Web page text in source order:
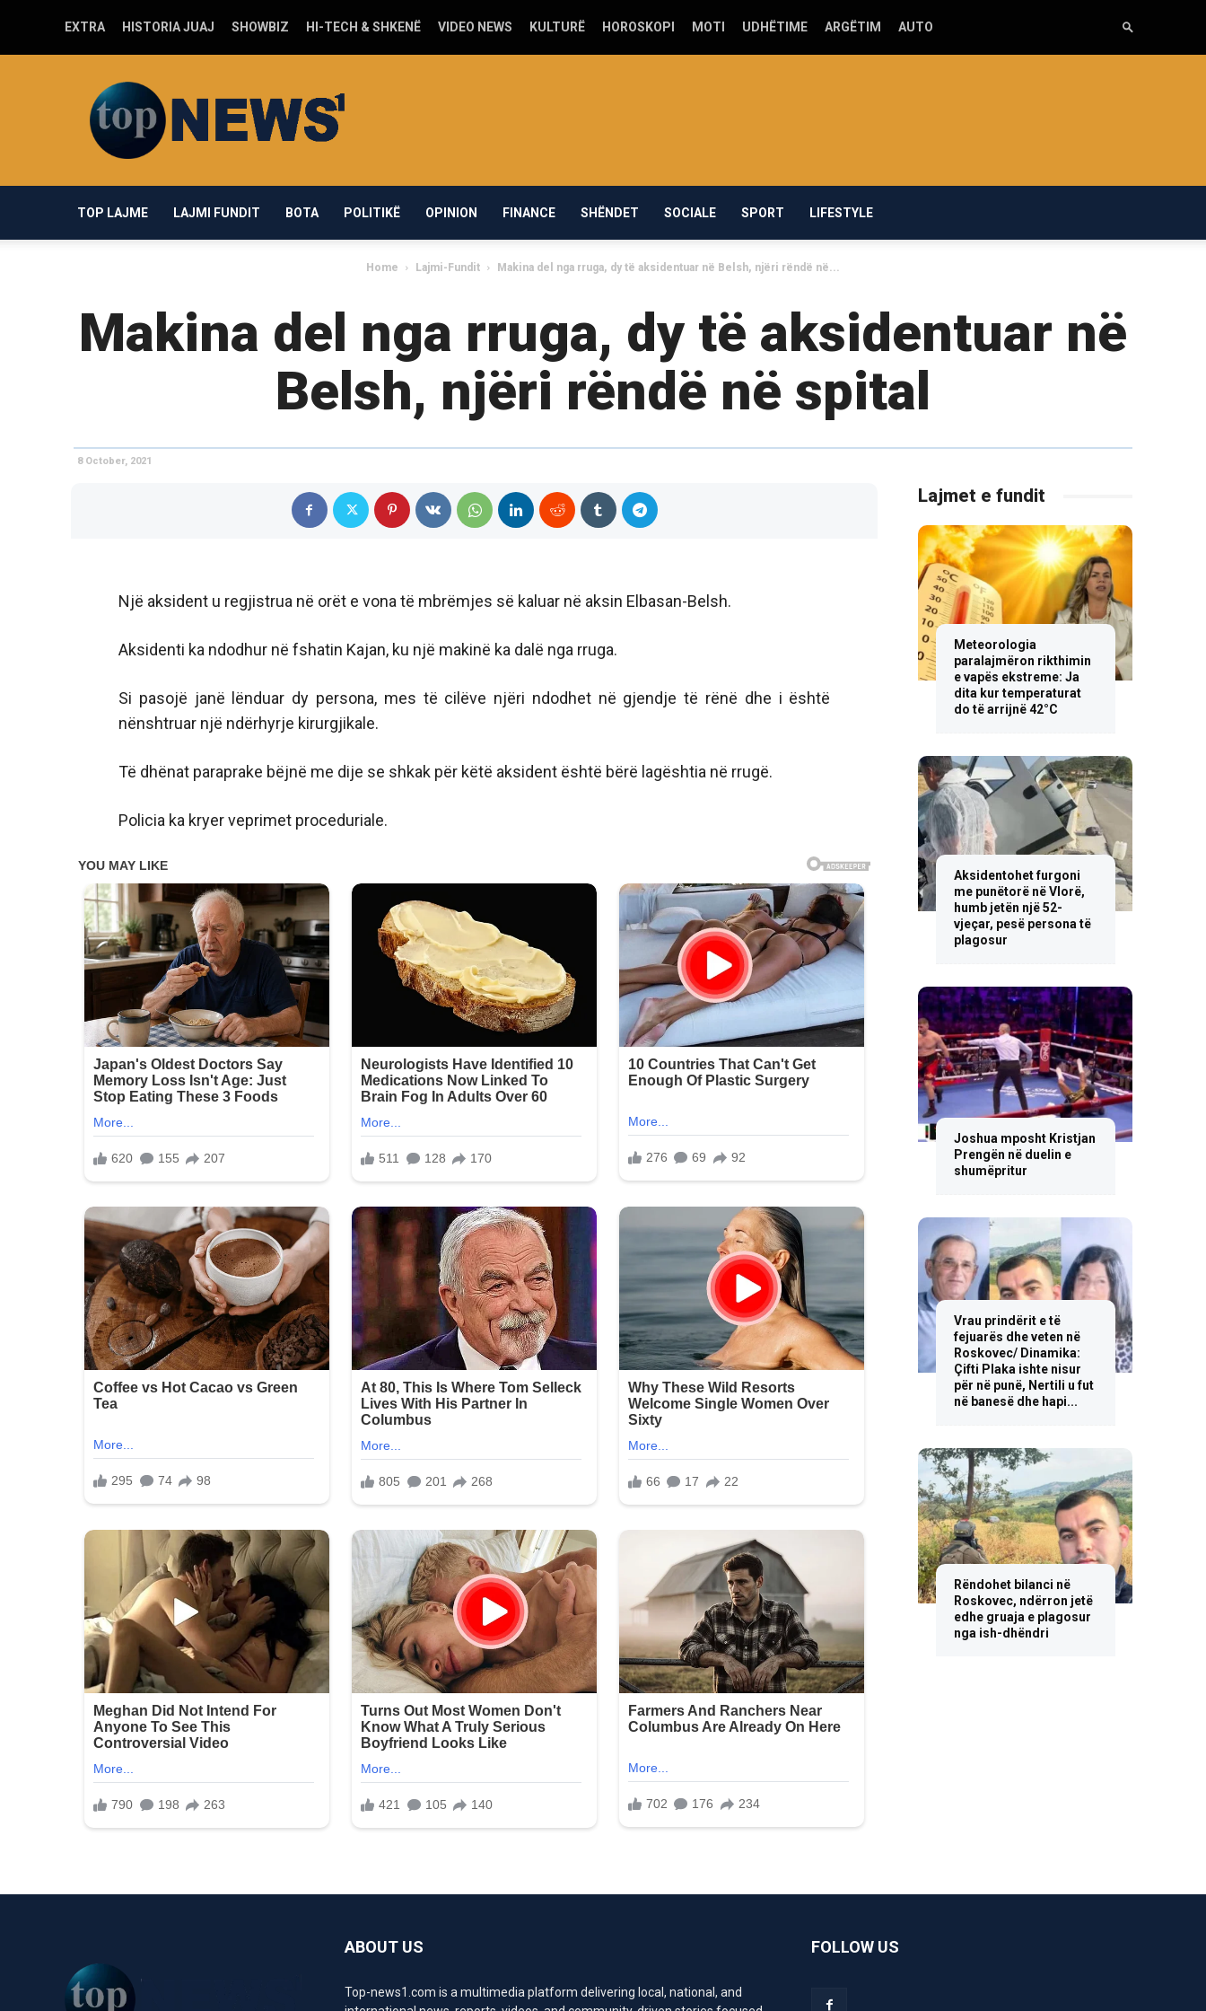
EXTRA HISTORIA JUAJ SHOWBIZ HI-TECH & SHKENË VIDEO NEWS KULTURË HOROSKOPI MOTI UDHËTIME ARGËTIM AUTO
news1.com
TOP LAJME LAJMI FUNDIT BOTA POLITIKË OPINION FINANCE SHËNDET SOCIALE SPORT LIFESTYLE
Home Lajmi-Fundit Makina del nga rruga, dy të aksidentuar në Belsh, njëri rëndë në...
Makina del nga rruga, dy të aksidentuar në
Belsh, njëri rëndë në spital
8 October, 2021
Një aksident u regjistrua në orët e vona të mbrëmjes së kaluar në aksin Elbasan-Belsh.
Aksidenti ka ndodhur në fshatin Kajan, ku një makinë ka dalë nga rruga.
Si pasojë janë lënduar dy persona, mes të cilëve njëri ndodhet në gjendje të rënë dhe i është
nënshtruar një ndërhyrje kirurgjikale.
Të dhënat paraprake bëjnë me dije se shkak për këtë aksident është bërë lagështia në rrugë.
Policia ka kryer veprimet proceduriale.
Lajmet e fundit
Meteorologia
paralajmëron rikthimin
e vapës ekstreme: Ja
dita kur temperaturat
do të arrijnë 42°C
Aksidentohet furgoni
me punëtorë në Vlorë,
humb jetën një 52-
vjeçar, pesë persona të
plagosur
Joshua mposht Kristjan
Prengën në duelin e
shumëpritur
Vrau prindërit e të
fejuarës dhe veten në
Roskovec/ Dinamika:
Çifti Plaka ishte nisur
për në punë, Nertili u fut
në banesë dhe hapi...
Rëndohet bilanci në
Roskovec, ndërron jetë
edhe gruaja e plagosur
nga ish-dhëndri
ABOUT US
Top-news1.com is a multimedia platform delivering local, national, and
FOLLOW US